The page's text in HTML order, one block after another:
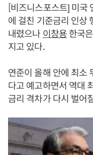
[비즈니스포스트] 미국
에 걸친 기준금리 인상
내렸으나 이창용한국
지고 있다.
연준이 올해 안에 최소
다고 예고하면서 역대
금리 격차가 다시 벌어